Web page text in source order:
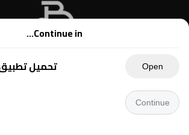
© 2021 Kora B, powered by Ahmednet.info
Continue in...
تحميل
Open
Continue